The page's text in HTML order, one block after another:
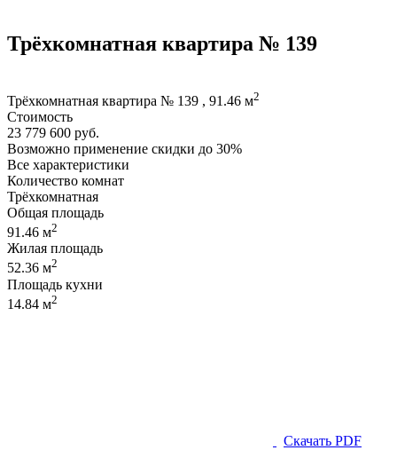
Трёхкомнатная квартира № 139
Трёхкомнатная квартира № 139 , 91.46 м2
Стоимость
23 779 600 руб.
Возможно применение скидки до 30%
Все характеристики
Количество комнат
Трёхкомнатная
Общая площадь
91.46 м2
Жилая площадь
52.36 м2
Площадь кухни
14.84 м2
Скачать PDF